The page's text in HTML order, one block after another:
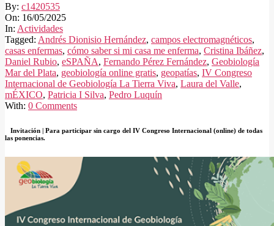
By: c1420535
On: 16/05/2025
In: Actividades
Tagged: Andrés Dionisio Hernández, campos electromagnéticos,
casas enfermas, cómo saber si mi casa me enferma, Cristina Ibáñez,
Daniel Rubio, eSPAÑA, Fernando Pérez Fernández, Geobiología
Mar del Plata, geobiología online gratis, geopatías, IV Congreso
Internacional de Geobiología La Tierra Viva, Laura del Valle,
mÉXICO, Patricia I Silva, Pedro Luquín
With: 0 Comments
Invitación | Para participar sin cargo del IV Congreso Internacional (online) de todas
las ponencias.